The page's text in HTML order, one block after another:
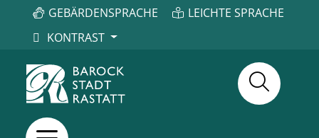
GEBÄRDENSPRACHE
LEICHTE SPRACHE
KONTRAST